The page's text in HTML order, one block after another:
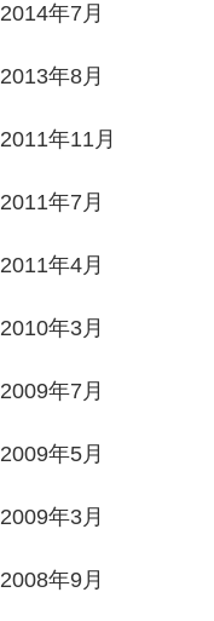
2014年7月
2013年8月
2011年11月
2011年7月
2011年4月
2010年3月
2009年7月
2009年5月
2009年3月
2008年9月